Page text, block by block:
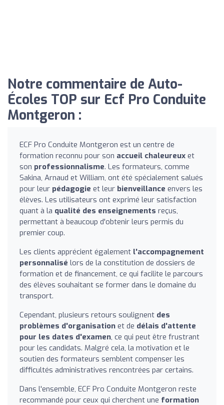
Notre commentaire de Auto-
Écoles TOP sur Ecf Pro Conduite
Montgeron :
ECF Pro Conduite Montgeron est un centre de
formation reconnu pour son accueil chaleureux et
son professionnalisme. Les formateurs, comme
Sakina, Arnaud et William, ont été spécialement salués
pour leur pédagogie et leur bienveillance envers les
élèves. Les utilisateurs ont exprimé leur satisfaction
quant à la qualité des enseignements reçus,
permettant à beaucoup d'obtenir leurs permis du
premier coup.
Les clients apprécient également l'accompagnement
personnalisé lors de la constitution de dossiers de
formation et de financement, ce qui facilite le parcours
des élèves souhaitant se former dans le domaine du
transport.
Cependant, plusieurs retours soulignent des
problèmes d'organisation et de délais d'attente
pour les dates d'examen, ce qui peut être frustrant
pour les candidats. Malgré cela, la motivation et le
soutien des formateurs semblent compenser les
difficultés administratives rencontrées par certains.
Dans l'ensemble, ECF Pro Conduite Montgeron reste
recommandé pour ceux qui cherchent une formation